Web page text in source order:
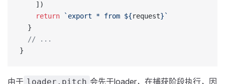
    ])
    return
`export * from ${request}`
  }
  // ...
}
由于 loader.pitch 会先于loader，在捕获阶段执行，因